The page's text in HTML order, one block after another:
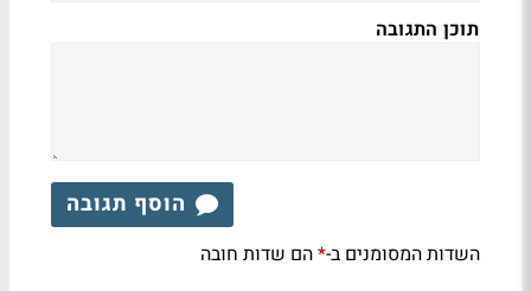
תוכן התגובה
הוסף תגובה
השדות המסומנים ב-*הם שדות חובה